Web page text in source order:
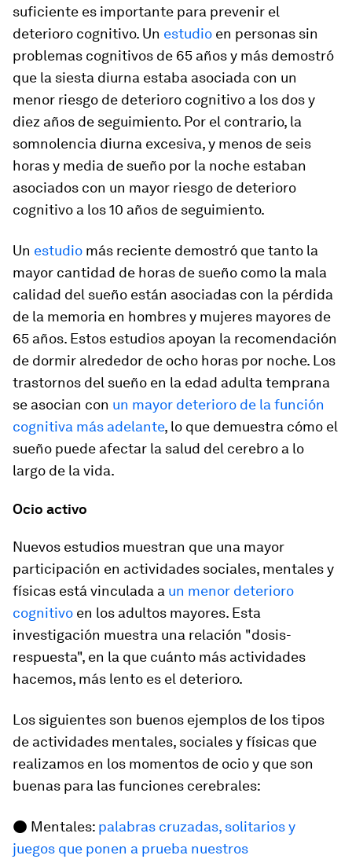
suficiente es importante para prevenir el
deterioro cognitivo. Un estudio en personas sin
problemas cognitivos de 65 años y más demostró
que la siesta diurna estaba asociada con un
menor riesgo de deterioro cognitivo a los dos y
diez años de seguimiento. Por el contrario, la
somnolencia diurna excesiva, y menos de seis
horas y media de sueño por la noche estaban
asociados con un mayor riesgo de deterioro
cognitivo a los 10 años de seguimiento.
Un estudio más reciente demostró que tanto la
mayor cantidad de horas de sueño como la mala
calidad del sueño están asociadas con la pérdida
de la memoria en hombres y mujeres mayores de
65 años. Estos estudios apoyan la recomendación
de dormir alrededor de ocho horas por noche. Los
trastornos del sueño en la edad adulta temprana
se asocian con un mayor deterioro de la función
cognitiva más adelante, lo que demuestra cómo el
sueño puede afectar la salud del cerebro a lo
largo de la vida.
Ocio activo
Nuevos estudios muestran que una mayor
participación en actividades sociales, mentales y
físicas está vinculada a un menor deterioro
cognitivo en los adultos mayores. Esta
investigación muestra una relación "dosis-
respuesta", en la que cuánto más actividades
hacemos, más lento es el deterioro.
Los siguientes son buenos ejemplos de los tipos
de actividades mentales, sociales y físicas que
realizamos en los momentos de ocio y que son
buenas para las funciones cerebrales:
● Mentales: palabras cruzadas, solitarios y
juegos que ponen a prueba nuestros